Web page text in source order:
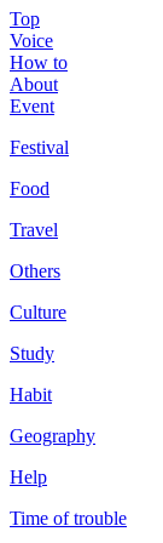
Top
Voice
How to
About
Event
Festival
Food
Travel
Others
Culture
Study
Habit
Geography
Help
Time of trouble